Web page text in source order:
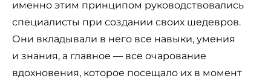
именно этим принципом руководствовались
специалисты при создании своих шедевров.
Они вкладывали в него все навыки, умения
и знания, а главное — все очарование
вдохновения, которое посещало их в момент